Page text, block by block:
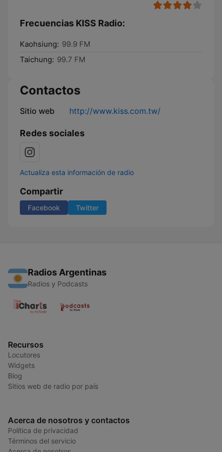
Frecuencias KISS Radio:
Kaohsiung: 99.9 FM
Taichung: 99.7 FM
Contactos
Sitio web http://www.kiss.com.tw/
Redes sociales
Actualiza esta información de radio
Compartir
Facebook Twitter
Radios Argentinas
Radios y Podcasts
Recursos
Locutores
Widgets
Blog
Sitios web de radio por país
Acerca de nosotros y contactos
Política de privacidad
Términos del servicio